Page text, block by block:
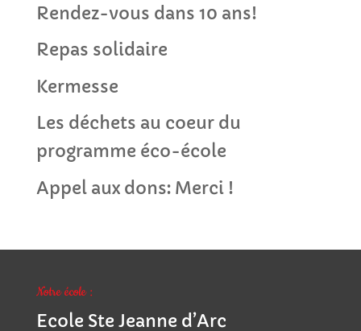
Rendez-vous dans 10 ans!
Repas solidaire
Kermesse
Les déchets au coeur du
programme éco-école
Appel aux dons: Merci !
Notre école :
Ecole Ste Jeanne d’Arc